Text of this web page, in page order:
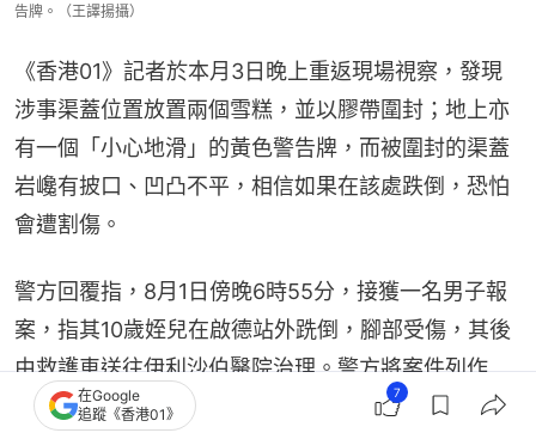
告牌。（王譯揚攝）
《香港01》記者於本月3日晚上重返現場視察，發現
涉事渠蓋位置放置兩個雪糕，並以膠帶圍封；地上亦
有一個「小心地滑」的黃色警告牌，而被圍封的渠蓋
岩巉有披口、凹凸不平，相信如果在該處跌倒，恐怕
會遭割傷。
警方回覆指，8月1日傍晚6時55分，接獲一名男子報
案，指其10歲姪兒在啟德站外跣倒，腳部受傷，其後
由救護車送往伊利沙伯醫院治理。警方將案件列作
「有人意外受傷」跟進。
在Google
追蹤《香港01》
7